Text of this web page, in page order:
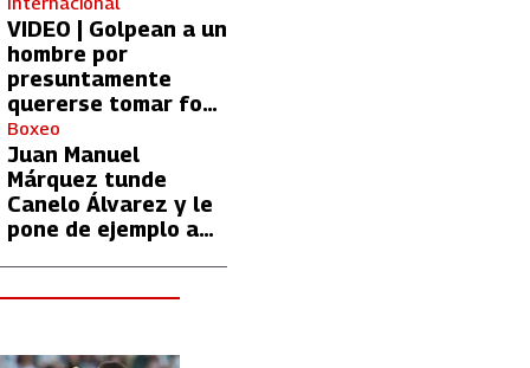
VIDEO | Golpean a un
hombre por
presuntamente
quererse tomar foto
con Lionel Messi
Boxeo
Juan Manuel
Márquez tunde
Canelo Álvarez y le
pone de ejemplo a